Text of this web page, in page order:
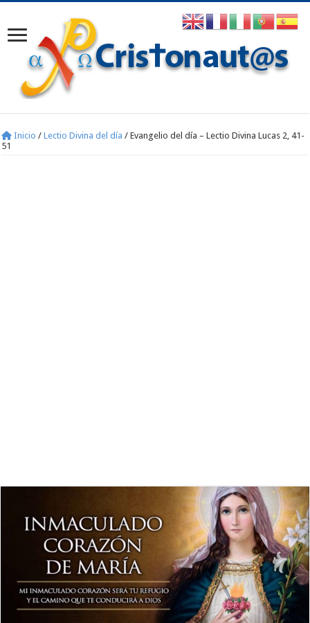
Inicio / Lectio Divina del día / Evangelio del día – Lectio Divina Lucas 2, 41-
51